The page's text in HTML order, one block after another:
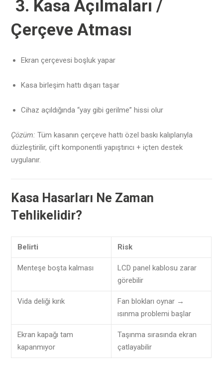
3. Kasa Açılmaları /
Çerçeve Atması
Ekran çerçevesi boşluk yapar
Kasa birleşim hattı dışarı taşar
Cihaz açıldığında “yay gibi gerilme” hissi olur
Çözüm: Tüm kasanın çerçeve hattı özel baskı kalıplarıyla
düzleştirilir, çift komponentli yapıştırıcı + içten destek
uygulanır.
Kasa Hasarları Ne Zaman
Tehlikelidir?
Belirti Risk
Menteşe boşta kalması
LCD panel kablosu zarar
görebilir
Vida deliği kırık
Fan blokları oynar →
ısınma problemi başlar
Ekran kapağı tam
kapanmıyor
Taşınma sırasında ekran
çatlayabilir